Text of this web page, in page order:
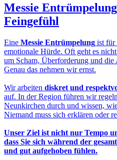
Messie Entrümpelung
Feingefühl
Eine Messie Entrümpelung ist für
emotionale Hürde. Oft geht es
um Scham, Überforderung und
Genau das nehmen wir ernst.
Wir arbeiten diskret und
auf. In der Region führen wir
Neunkirchen durch und wissen,
Niemand muss sich erklären oder
Unser Ziel ist nicht nur Tempo
dass Sie sich während der
und gut aufgehoben fühlen.